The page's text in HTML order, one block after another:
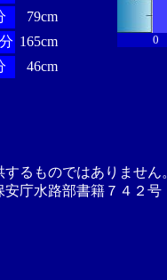
79cm
165cm
46cm
0
るものではありませ
庁水路部書籍７４２